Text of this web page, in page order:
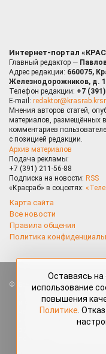
Интернет-портал
Главный редактор —
Адрес редакции: 660075,
Железнодорожников, д.
Телефон редакции: +7
E-mail:
Мнения авторов статей,
материалов, размещённых
комментариев
с позицией редакции.
Архив материалов
Подача рекламы:
+7 (391) 211-56-88
Подписка на новости: RSS
«Красраб» в соцсетях:
Карта сайта
Все новости
Правила общения
Политика
Все права защищены.
«Красраб.ру»
и читателями, являются
частичное
«Красраб.ру»,
Оставаясь на
использование
повышения
Политике .